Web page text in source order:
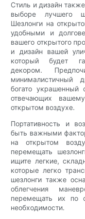
Стиль и дизайн
выборе лучшего
Шезлонги на
удобными и
вашего открытого
и дизайн вашей
который будет
декором.
минималистичный
богато украшенный
отвечающих
открытом воздухе.
Портативность и
быть важными
на открытом
перемещать
ищите легкие,
которые легко
шезлонги также
облегчения
перемещать их по
необходимости.